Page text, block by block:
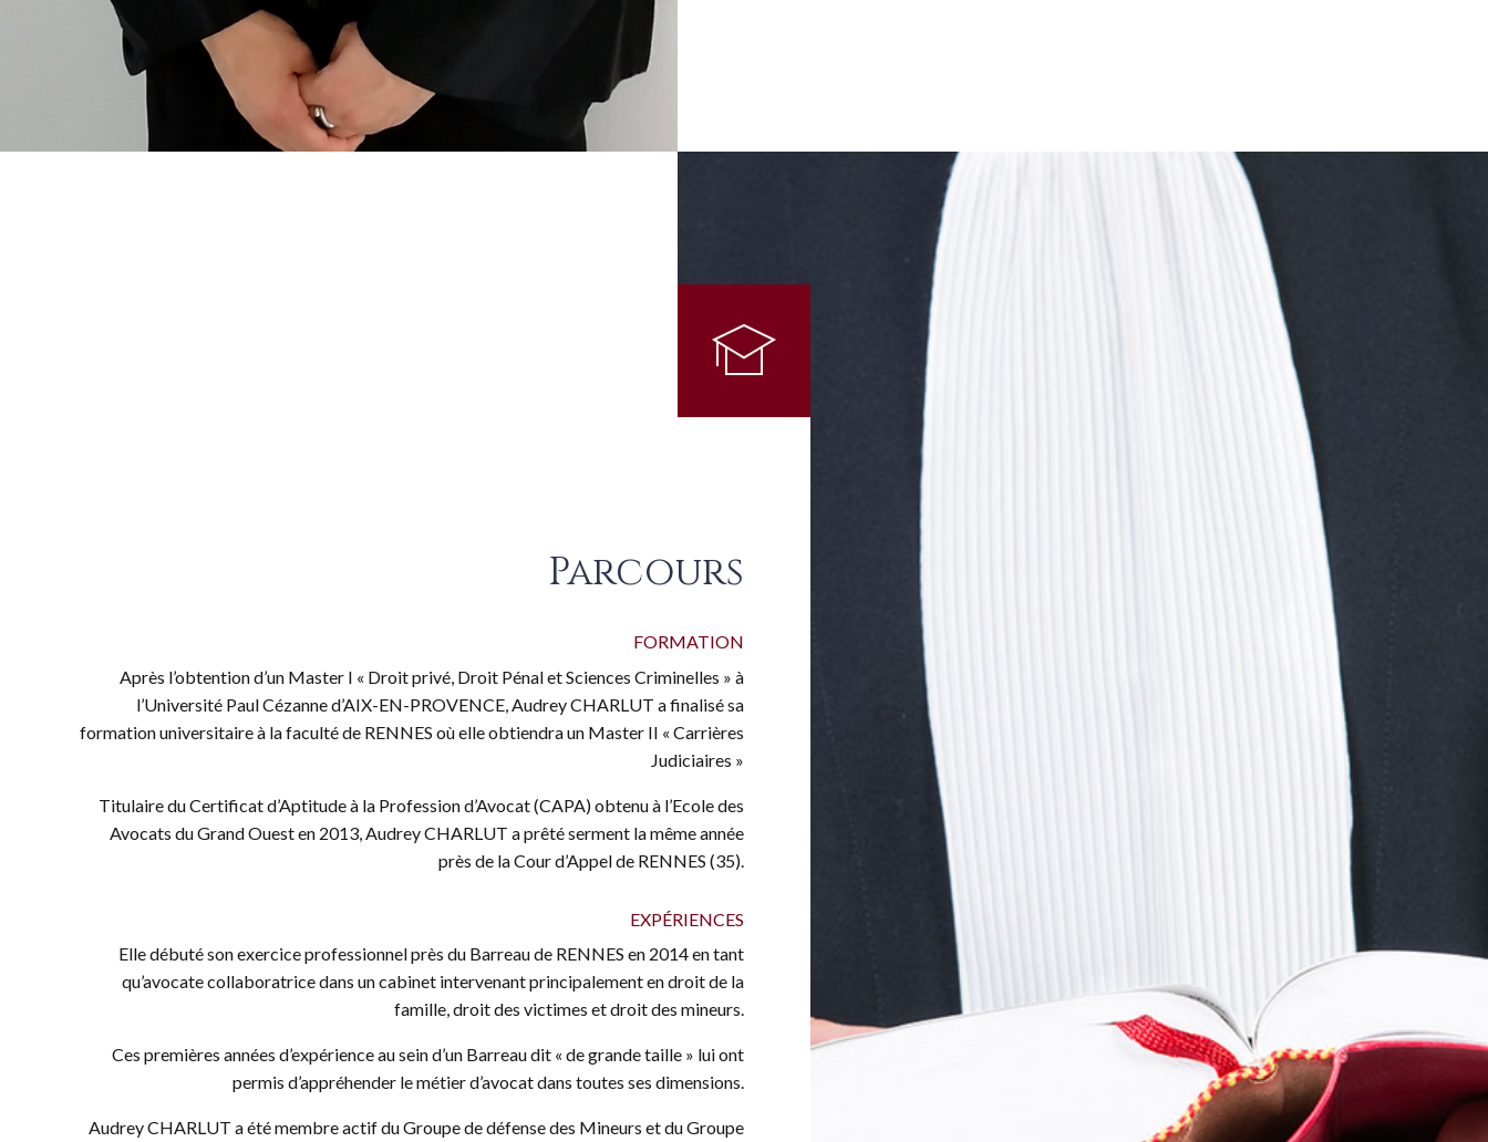
Parcours
FORMATION
Après l’obtention d’un Master I « Droit privé, Droit Pénal et Sciences Criminelles » à
l’Université Paul Cézanne d’AIX-EN-PROVENCE, Audrey CHARLUT a finalisé sa
formation universitaire à la faculté de RENNES où elle obtiendra un Master II « Carrières
Judiciaires »
Titulaire du Certificat d’Aptitude à la Profession d’Avocat (CAPA) obtenu à l’Ecole des
Avocats du Grand Ouest en 2013, Audrey CHARLUT a prêté serment la même année
près de la Cour d’Appel de RENNES (35).
EXPÉRIENCES
Elle débuté son exercice professionnel près du Barreau de RENNES en 2014 en tant
qu’avocate collaboratrice dans un cabinet intervenant principalement en droit de la
famille, droit des victimes et droit des mineurs.
Ces premières années d’expérience au sein d’un Barreau dit « de grande taille » lui ont
permis d’appréhender le métier d’avocat dans toutes ses dimensions.
Audrey CHARLUT a été membre actif du Groupe de défense des Mineurs et du Groupe